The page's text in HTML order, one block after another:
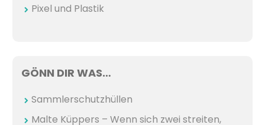
Pixel und Plastik
GÖNN DIR WAS…
Sammlerschutzhüllen
Malte Küppers – Wenn sich zwei streiten,